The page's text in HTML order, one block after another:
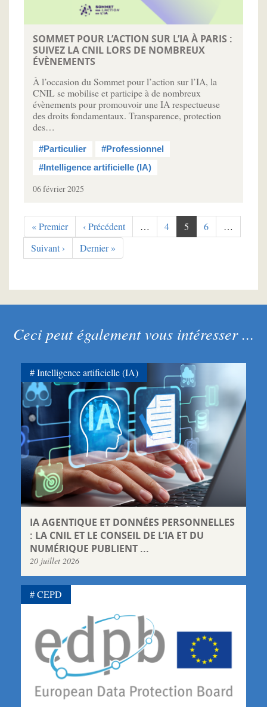
SOMMET POUR L’ACTION SUR L’IA À PARIS :
SUIVEZ LA CNIL LORS DE NOMBREUX
ÉVÈNEMENTS
À l’occasion du Sommet pour l’action sur l’IA, la
CNIL se mobilise et participe à de nombreux
évènements pour promouvoir une IA respectueuse
des droits fondamentaux. Transparence, protection
des…
#Particulier
#Professionnel
#Intelligence artificielle (IA)
06 février 2025
Pagination
Première
page
« Premier
Page
précédente
‹ Précédent … Page
4
Page
courante
5 Page
6
…
Page
suivante
Suivant ›
Dernière
page
Dernier »
Ceci peut également vous intéresser ...
IA AGENTIQUE ET DONNÉES PERSONNELLES
: LA CNIL ET LE CONSEIL DE L’IA ET DU
NUMÉRIQUE PUBLIENT ...
20 juillet 2026
Intelligence artificielle (IA)
CEPD